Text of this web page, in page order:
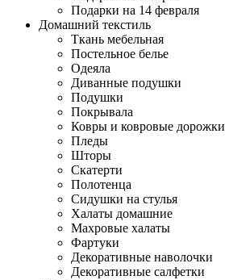
Подарки на 14 февраля
Домашний текстиль
Ткань мебельная
Постельное белье
Одеяла
Диванные подушки
Подушки
Покрывала
Ковры и ковровые дорожки
Пледы
Шторы
Скатерти
Полотенца
Сидушки на стулья
Халаты домашние
Махровые халаты
Фартуки
Декоративные наволочки
Декоративные салфетки